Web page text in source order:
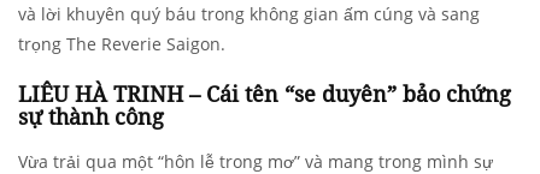
và lời khuyên quý báu trong không gian ấm cúng và sang
trọng The Reverie Saigon.
LIÊU HÀ TRINH – Cái tên “se duyên” bảo chứng
sự thành công
Vừa trải qua một “hôn lễ trong mơ” và mang trong mình sự